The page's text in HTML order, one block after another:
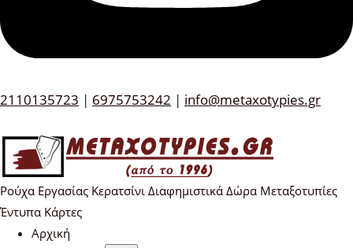
2110135723 | 6975753242 | info@metaxotypies.gr
Ρούχα Εργασίας Κερατσίνι Διαφημιστικά Δώρα Μεταξοτυπίες
Έντυπα Κάρτες
Αρχική